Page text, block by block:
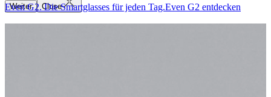
Weiter Close
Even G2. Die Smartglasses für jeden Tag.Even G2 entdecken